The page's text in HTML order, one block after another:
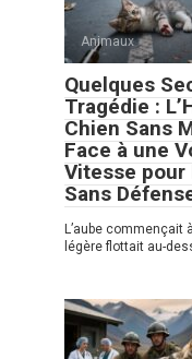
Animaux
Quelques
Tragédie :
Chien Sans
Face à une
Vitesse pour
Sans
L’aube commençait
légère flottait au-